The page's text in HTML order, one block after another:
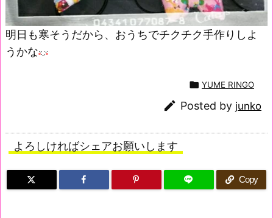
明日も寒そうだから、おうちでチクチク手作りしよ
うかな
 YUME RINGO
 Posted by junko
よろしければシェアお願いします
Copy